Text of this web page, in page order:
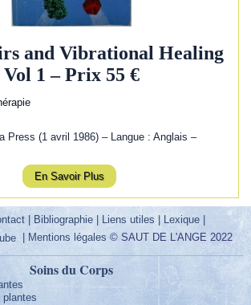
and Vibrational Healing
Vol 1 – Prix 55 €
Press (1 avril 1986) – Langue : Anglais –
En Savoir Plus
| Bibliographie | Liens utiles| Lexique |
| Mentions légales © SAUT DE L'ANGE 2022
Soins du Corps
plantes